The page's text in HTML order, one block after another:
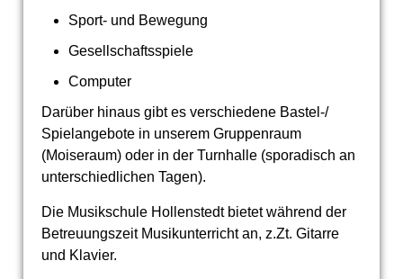
Sport- und Bewegung
Gesellschaftsspiele
Computer
Darüber hinaus gibt es verschiedene Bastel-/
Spielangebote in unserem Gruppenraum
(Moiseraum) oder in der Turnhalle (sporadisch an
unterschiedlichen Tagen).
Die Musikschule Hollenstedt bietet während der
Betreuungszeit Musikunterricht an, z.Zt. Gitarre
und Klavier.